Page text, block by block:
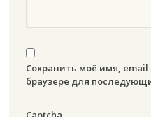
Сохранить моё имя, email
браузере для